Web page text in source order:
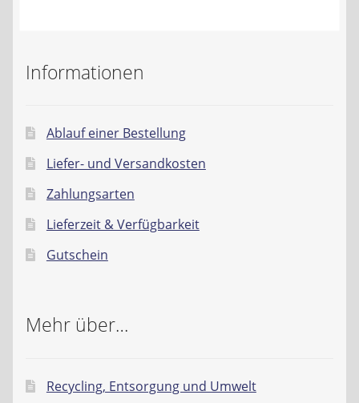
Informationen
Ablauf einer Bestellung
Liefer- und Versandkosten
Zahlungsarten
Lieferzeit & Verfügbarkeit
Gutschein
Mehr über…
Recycling, Entsorgung und Umwelt